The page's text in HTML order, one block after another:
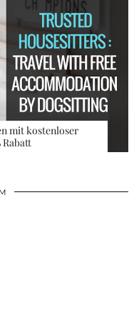
mit kostenloser